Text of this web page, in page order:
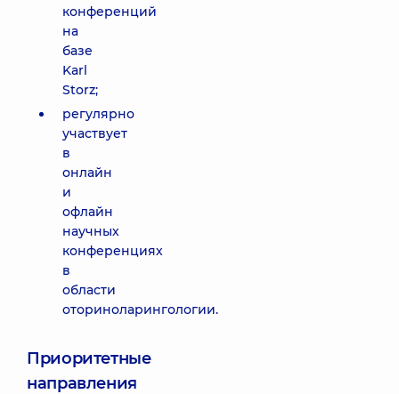
конференций
на
базе
Karl
Storz;
регулярно
участвует
в
онлайн
и
офлайн
научных
конференциях
в
области
оториноларингологии.
Приоритетные
направления